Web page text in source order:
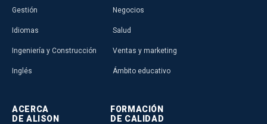
Gestión
Idiomas
Ingeniería y Construcción
Inglés
Negocios
Salud
Ventas y marketing
Ámbito educativo
ACERCA
DE ALISON
FORMACIÓN
DE CALIDAD